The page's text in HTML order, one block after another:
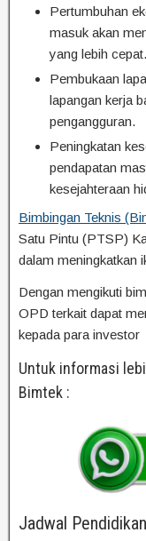
Pertumbuhan
masuk akan
yang lebih cepat.
Pembukaan
lapangan kerja
pengangguran.
Peningkatan
pendapatan
kesejahteraan
Bimbingan Teknis
Satu Pintu (PTSP)
dalam meningkatkan
Dengan mengikuti
OPD terkait dapat
kepada para investor
Untuk informasi
Bimtek :
Jadwal